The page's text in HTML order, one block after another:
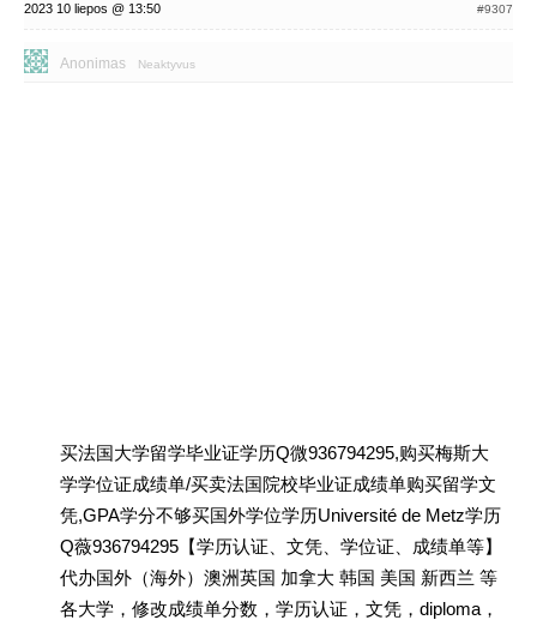
2023 10 liepos @ 13:50 #9307
Anonimas Neaktyvus
买法国大学留学毕业证学历Q微936794295,购买梅斯大
学学位证成绩单/买卖法国院校毕业证成绩单购买留学文
凭,GPA学分不够买国外学位学历Université de Metz学历
Q薇936794295【学历认证、文凭、学位证、成绩单等】
代办国外（海外）澳洲英国 加拿大 韩国 美国 新西兰 等
各大学，修改成绩单分数，学历认证，文凭，diploma，